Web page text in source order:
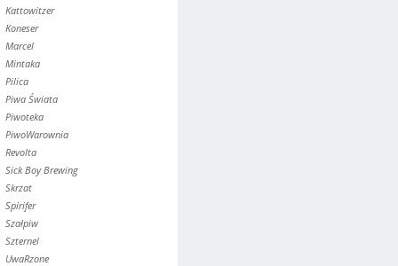
Kattowitzer
Koneser
Marcel
Mintaka
Pilica
Piwa Świata
Piwoteka
PiwoWarownia
Revolta
Sick Boy Brewing
Skrzat
Spirifer
Szałpiw
Szternel
UwaRzone